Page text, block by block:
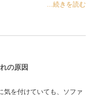
...続きを読む
の原因
気を付けていても、ソファ